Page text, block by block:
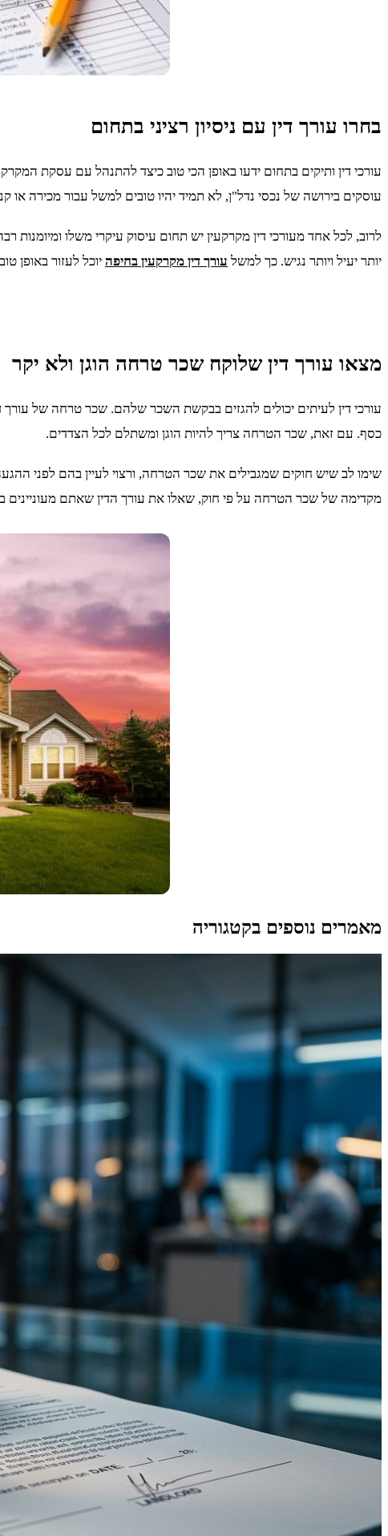
בחרו עורך דין עם ניסיון רציני בתחום
עורכי דין ותיקים בתחום ידעו באופן הכי טוב כיצד להתנהל עם עסקת
עוסקים בירושה של נכסי נדל"ן, לא תמיד יהיו טובים למשל עבור מכירה או
לרוב, לכל אחד מעורכי דין מקרקעין יש תחום עיסוק עיקרי משלו
יותר יעיל ויותר נגיש. כך למשל עורך דין מקרקעין בחיפה יוכל לעזור באופן
מצאו עורך דין שלוקח שכר טרחה הוגן ולא יקר
עורכי דין לעיתים יכולים להגזים בבקשת השכר שלהם. שכר טרחה של עורך
כסף. עם זאת, שכר הטרחה צריך להיות הוגן ומשתלם לכל הצדדים.
שימו לב שיש חוקים שמגבילים את שכר הטרחה, ורצוי לעיין בהם לפני
מקדימה של שכר הטרחה על פי חוק, שאלו את עורך הדין שאתם מעוניינים
מאמרים נוספים בקטגוריה